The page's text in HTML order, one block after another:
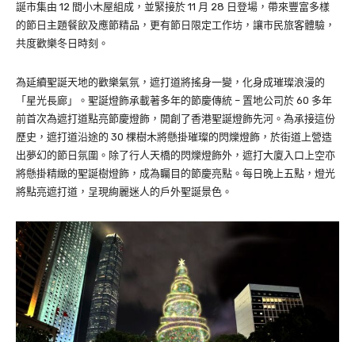
誕市集由 12 間小木屋組成，並緊接於 11 月 28 日登場，帶來豐富多樣
的節日主題餐飲及應節精品，更有節日限定工作坊，讓市民旅客體驗，
共度歡樂冬日時刻。
為延續聖誕天地的歡樂氣氛，遮打道將搖身一變，化身成璀璨浪漫的
「星光長廊」。聖誕燈飾承載著多年的節慶傳統 – 置地公司於 60 多年
前首次為遮打道點亮節慶燈飾，開創了香港聖誕燈飾先河。為承接這份
歷史，遮打道沿途的 30 棵樹木將懸掛璀璨的閃爍燈飾，於街道上營造
出夢幻的節日氛圍。除了行人天橋的閃爍燈飾外，遮打大廈入口上空亦
將懸掛精緻的聖誕樹燈飾，成為矚目的節慶亮點。每日晚上五點，燈光
將點亮遮打道，呈現絢麗迷人的戶外聖誕景色。